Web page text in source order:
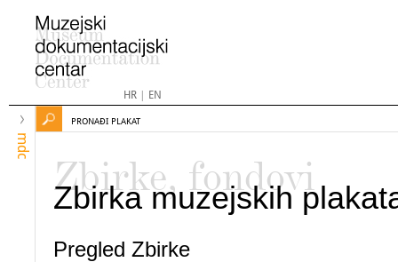
HR| EN
mdc
PRONAĐI PLAKAT
Zbirke, fondovi
Zbirka muzejskih
Pregled Zbirke